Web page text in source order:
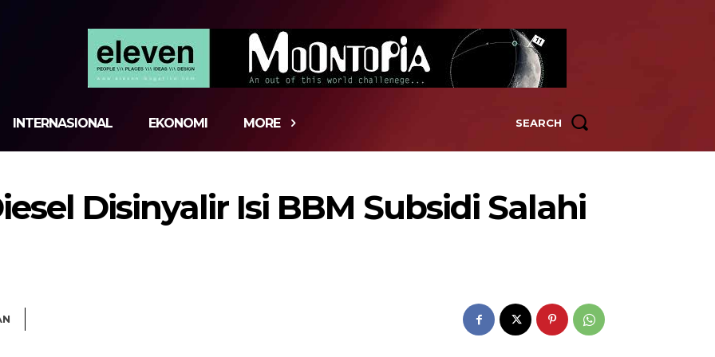
INTERNASIONAL EKONOMI MORE SEARCH
Disinyalir Isi BBM Subsidi Salahi